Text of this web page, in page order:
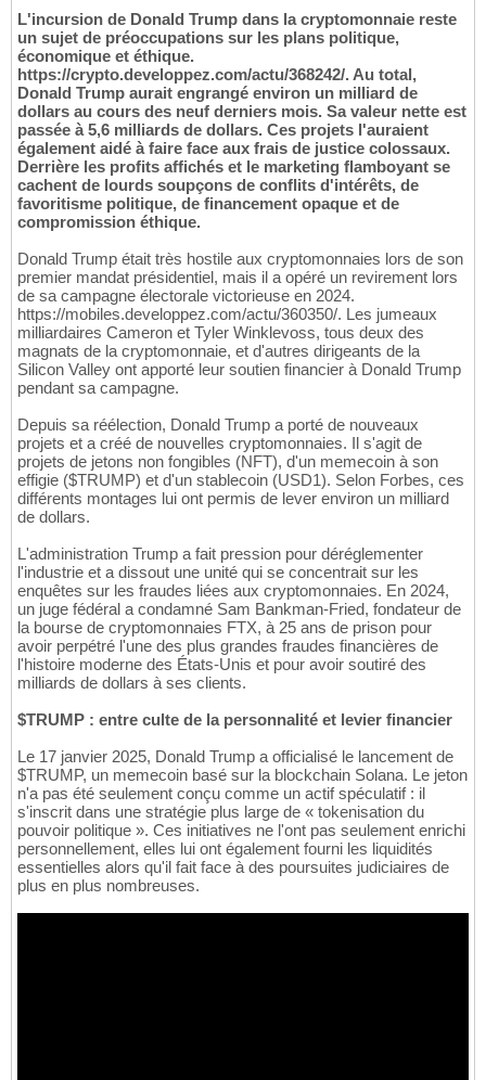
L'incursion de Donald Trump dans la cryptomonnaie reste
un sujet de préoccupations sur les plans politique,
économique et éthique.
https://crypto.developpez.com/actu/368242/. Au total,
Donald Trump aurait engrangé environ un milliard de
dollars au cours des neuf derniers mois. Sa valeur nette est
passée à 5,6 milliards de dollars. Ces projets l'auraient
également aidé à faire face aux frais de justice colossaux.
Derrière les profits affichés et le marketing flamboyant se
cachent de lourds soupçons de conflits d'intérêts, de
favoritisme politique, de financement opaque et de
compromission éthique.
Donald Trump était très hostile aux cryptomonnaies lors de son
premier mandat présidentiel, mais il a opéré un revirement lors
de sa campagne électorale victorieuse en 2024.
https://mobiles.developpez.com/actu/360350/. Les jumeaux
milliardaires Cameron et Tyler Winklevoss, tous deux des
magnats de la cryptomonnaie, et d'autres dirigeants de la
Silicon Valley ont apporté leur soutien financier à Donald Trump
pendant sa campagne.
Depuis sa réélection, Donald Trump a porté de nouveaux
projets et a créé de nouvelles cryptomonnaies. Il s'agit de
projets de jetons non fongibles (NFT), d'un memecoin à son
effigie ($TRUMP) et d'un stablecoin (USD1). Selon Forbes, ces
différents montages lui ont permis de lever environ un milliard
de dollars.
L'administration Trump a fait pression pour déréglementer
l'industrie et a dissout une unité qui se concentrait sur les
enquêtes sur les fraudes liées aux cryptomonnaies. En 2024,
un juge fédéral a condamné Sam Bankman-Fried, fondateur de
la bourse de cryptomonnaies FTX, à 25 ans de prison pour
avoir perpétré l'une des plus grandes fraudes financières de
l'histoire moderne des États-Unis et pour avoir soutiré des
milliards de dollars à ses clients.
$TRUMP : entre culte de la personnalité et levier financier
Le 17 janvier 2025, Donald Trump a officialisé le lancement de
$TRUMP, un memecoin basé sur la blockchain Solana. Le jeton
n'a pas été seulement conçu comme un actif spéculatif : il
s'inscrit dans une stratégie plus large de « tokenisation du
pouvoir politique ». Ces initiatives ne l'ont pas seulement enrichi
personnellement, elles lui ont également fourni les liquidités
essentielles alors qu'il fait face à des poursuites judiciaires de
plus en plus nombreuses.